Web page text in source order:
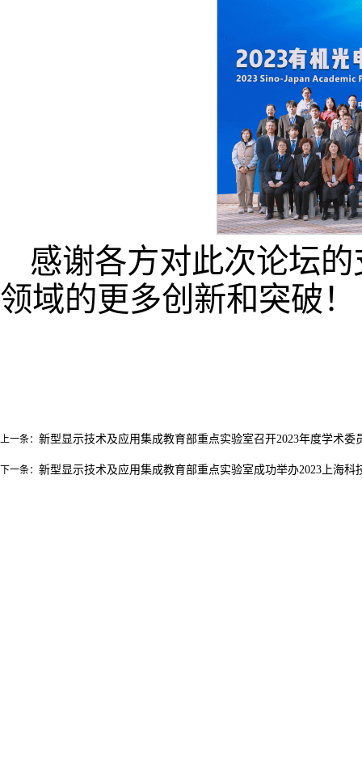
感谢各方对此次论坛
领域的更多创新和突破！
上一条： 新型显示技术及应用集成教育部重点实验室召开2023年度学术委
下一条： 新型显示技术及应用集成教育部重点实验室成功举办2023上海科